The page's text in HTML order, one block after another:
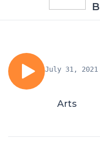
July 31, 2021
Arts